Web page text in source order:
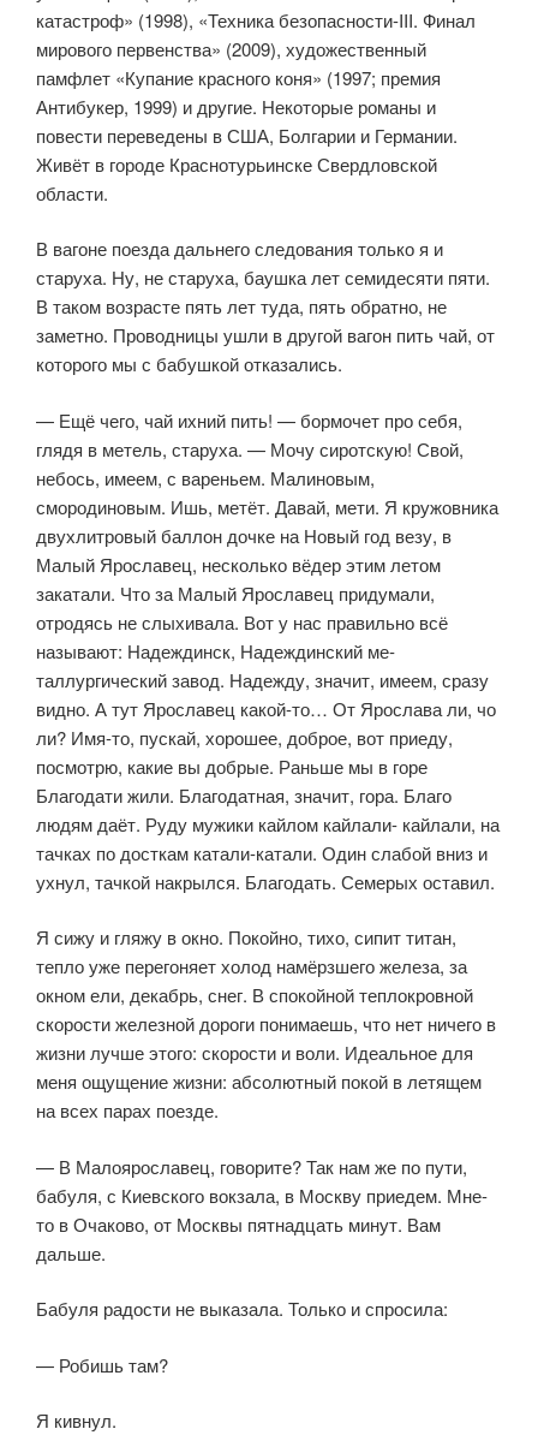
катастроф» (1998), «Техника безопасности-III. Финал
мирового первенства» (2009), художественный
памфлет «Купание красного коня» (1997; премия
Антибукер, 1999) и другие. Некоторые романы и
повести переведены в США, Болгарии и Герма­нии.
Живёт в городе Краснотурьинске Свердловской
области.
В вагоне поезда дальнего следования только я и
старуха. Ну, не стару­ха, баушка лет семидесяти пяти.
В таком возрасте пять лет туда, пять обрат­но, не
заметно. Проводницы ушли в другой вагон пить чай, от
которого мы с бабушкой отказались.
— Ещё чего, чай ихний пить! — бормочет про себя,
глядя в метель, ста­руха. — Мочу сиротскую! Свой,
небось, имеем, с вареньем. Малиновым,
смородиновым. Ишь, метёт. Давай, мети. Я кружовника
двухлитровый бал­лон дочке на Новый год везу, в
Малый Ярославец, несколько вёдер этим летом
закатали. Что за Малый Ярославец придумали,
отродясь не слыхи­вала. Вот у нас правильно всё
называют: Надеждинск, Надеждинский ме­
таллургический завод. Надежду, значит, имеем, сразу
видно. А тут Яросла­вец какой-то… От Ярослава ли, чо
ли? Имя-то, пускай, хорошее, доброе, вот приеду,
посмотрю, какие вы добрые. Раньше мы в горе
Благодати жили. Благодатная, значит, гора. Благо
людям даёт. Руду мужики кайлом кайлали- кайлали, на
тачках по досткам катали-катали. Один слабой вниз и
ухнул, тачкой накрылся. Благодать. Семерых оставил.
Я сижу и гляжу в окно. Покойно, тихо, сипит титан,
тепло уже пере­гоняет холод намёрзшего железа, за
окном ели, декабрь, снег. В спокой­ной теплокровной
скорости железной дороги понимаешь, что нет ничего в
жизни лучше этого: скорости и воли. Идеальное для
меня ощущение жиз­ни: абсолютный покой в летящем
на всех парах поезде.
— В Малоярославец, говорите? Так нам же по пути,
бабуля, с Киевского вокзала, в Москву приедем. Мне-
то в Очаково, от Москвы пятнадцать ми­нут. Вам
дальше.
Бабуля радости не выказала. Только и спросила:
— Робишь там?
Я кивнул.